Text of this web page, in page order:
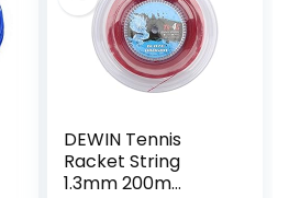
DEWIN Tennis
Racket String
1.3mm 200m